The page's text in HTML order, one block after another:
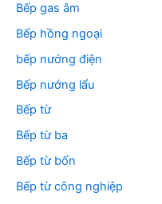
Bếp gas âm
Bếp hồng ngoại
bếp nướng điện
Bếp nướng lẩu
Bếp từ
Bếp từ ba
Bếp từ bốn
Bếp từ công nghiệp